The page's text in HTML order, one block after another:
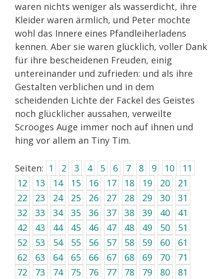
waren nichts weniger als wasserdicht, ihre
Kleider waren ärmlich, und Peter mochte
wohl das Innere eines Pfandleiherladens
kennen. Aber sie waren glücklich, voller Dank
für ihre bescheidenen Freuden, einig
untereinander und zufrieden: und als ihre
Gestalten verblichen und in dem
scheidenden Lichte der Fackel des Geistes
noch glücklicher aussahen, verweilte
Scrooges Auge immer noch auf ihnen und
hing vor allem an Tiny Tim.
Seiten: 1 2 3 4 5 6 7 8 9 10
11
12
13 14 15 16 17 18 19 20
21
22
23 24 25 26 27 28 29 30
31
32
33 34 35 36 37 38 39 40
41
42
43 44 45 46 47 48 49 50
51
52
53 54 55 56 57 58 59 60
61
62
63 64 65 66 67 68 69 70
71
72
73 74 75 76 77 78 79 80
81